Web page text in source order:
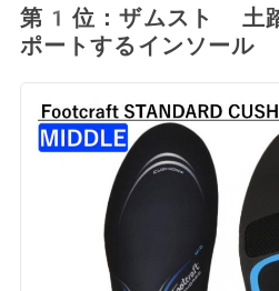
第1位：ザムスト 土
ポートするインソール